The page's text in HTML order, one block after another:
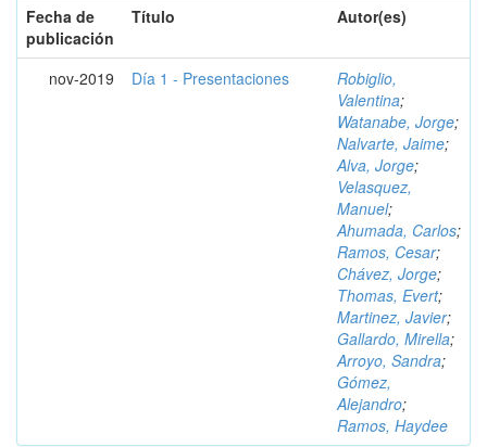
Fecha de
publicación
Título Autor(es)
nov-2019 Día 1 - Presentaciones
Robiglio,
Valentina;
Watanabe, Jorge;
Nalvarte, Jaime;
Alva, Jorge;
Velasquez,
Manuel;
Ahumada, Carlos;
Ramos, Cesar;
Chávez, Jorge;
Thomas, Evert;
Martinez, Javier;
Gallardo, Mirella;
Arroyo, Sandra;
Gómez,
Alejandro;
Ramos, Haydee